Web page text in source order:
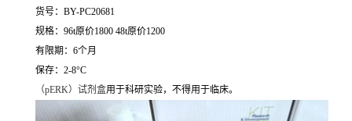
货号：BY-PC20681
规格：96t原价1800 48t原价1200
有限期：6个月
保存：2-8°C
（pERK）试剂盒用于科研实验，不得用于临床。